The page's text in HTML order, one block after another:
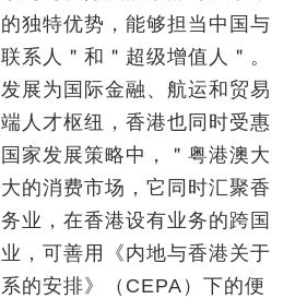
独特优势，能够担当中国与
系人＂和＂超级增值人＂。
展为国际金融、航运和贸易
人才枢纽，香港也同时受惠
家发展策略中，＂粤港澳大
的消费市场，它同时汇聚香
业，在香港设有业务的跨国
，可善用《内地与香港关于
的安排》（CEPA）下的便